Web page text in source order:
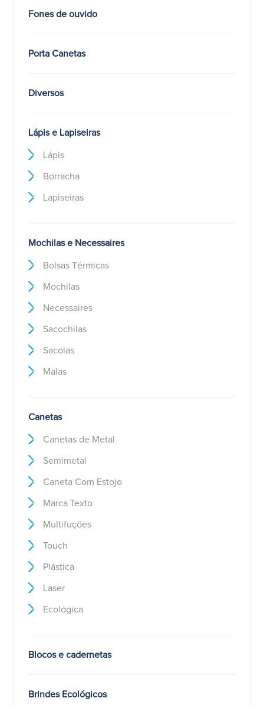
Fones de ouvido
Porta Canetas
Diversos
Lápis e Lapiseiras
Lápis
Borracha
Lapiseiras
Mochilas e Necessaires
Bolsas Térmicas
Mochilas
Necessaires
Sacochilas
Sacolas
Malas
Canetas
Canetas de Metal
Semimetal
Caneta Com Estojo
Marca Texto
Multifuções
Touch
Plástica
Laser
Ecológica
Blocos e cadernetas
Brindes Ecológicos